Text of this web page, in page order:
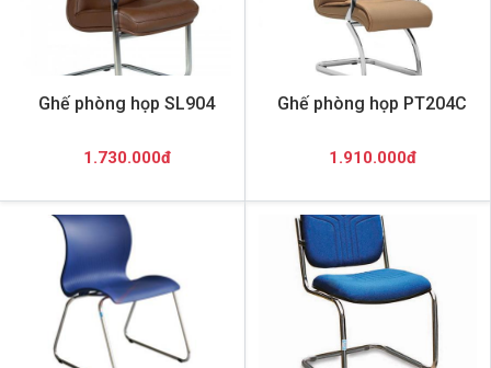
Ghế phòng họp SL904
1.730.000đ
Ghế phòng họp PT204C
1.910.000đ